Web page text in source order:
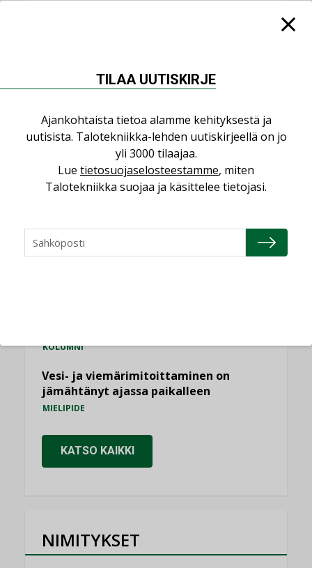
Puheista tekoihin – uusin teknologia
käyttöön kiinteistöissä
KOLUMNI
Yli miljoona kotia on vailla toimivaa
KOLUMNI
Vesi- ja viemärimitoittaminen on
jämähtänyt ajassa paikalleen
MIELIPIDE
KATSO KAIKKI
NIMITYKSET
TILAA UUTISKIRJE
Ajankohtaista tietoa alamme kehityksestä ja
uutisista. Talotekniikka-lehden uutiskirjeellä on jo
yli 3000 tilaajaa.
Lue tietosuojaselosteestamme, miten
Talotekniikka suojaa ja käsittelee tietojasi.